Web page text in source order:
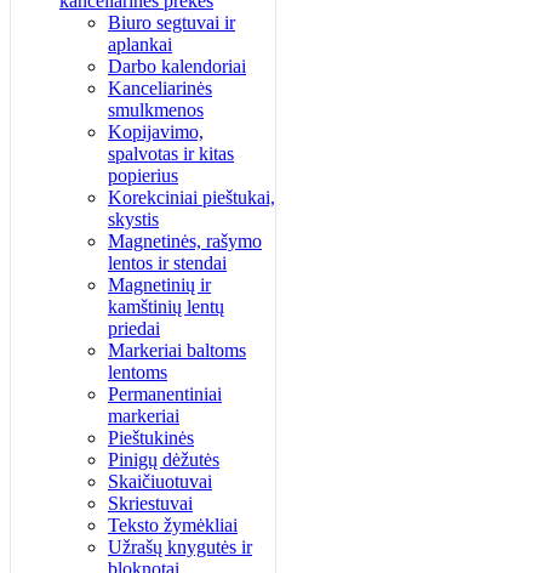
Biuro segtuvai ir
aplankai
Darbo kalendoriai
Kanceliarinės
smulkmenos
Kopijavimo,
spalvotas ir kitas
popierius
Korekciniai pieštukai,
skystis
Magnetinės, rašymo
lentos ir stendai
Magnetinių ir
kamštinių lentų
priedai
Markeriai baltoms
lentoms
Permanentiniai
markeriai
Pieštukinės
Pinigų dėžutės
Skaičiuotuvai
Skriestuvai
Teksto žymėkliai
Užrašų knygutės ir
bloknotai